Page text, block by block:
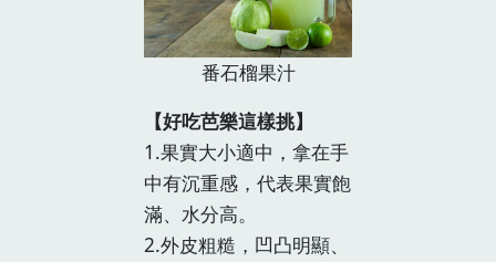
番石榴果汁
【好吃芭樂這樣挑】
1.果實大小適中，拿在手
中有沉重感，代表果實飽
滿、水分高。
2.外皮粗糙，凹凸明顯、